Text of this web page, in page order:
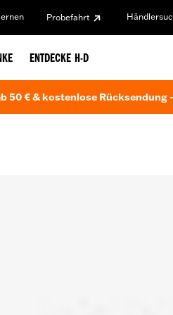
Probefahrt
ENTDECKE H-D
50 € & kostenlose Rücksendung